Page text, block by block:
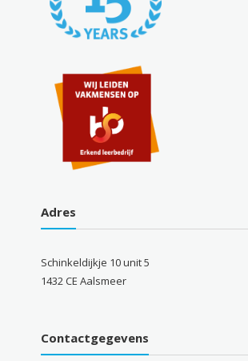
Adres
Schinkeldijkje 10 unit 5
1432 CE Aalsmeer
Contactgegevens